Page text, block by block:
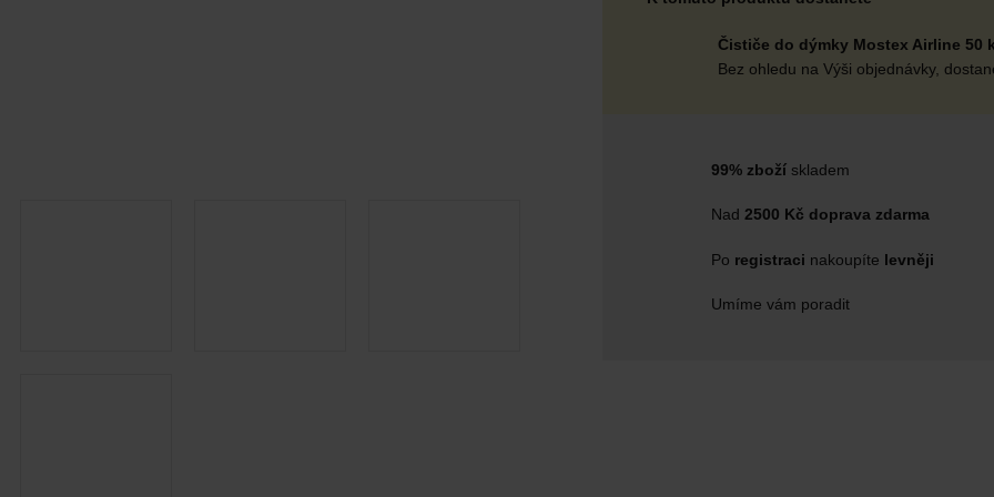
Čističe do dýmky Mostex Airline 50
Bez ohledu na Výši objednávky,
99% zbožískladem
Nad 2500 Kč doprava zdarma
Po registraci nakoupíte levněji
Umíme vám poradit